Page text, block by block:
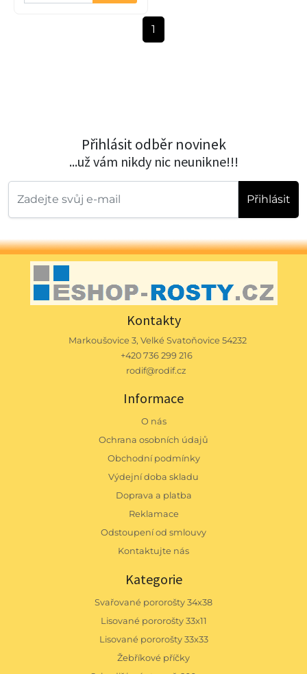
1
Přihlásit odběr novinek
...už vám nikdy nic neunikne!!!
Přihlásit
Kontakty
Markoušovice 3, Velké Svatoňovice 54232
+420 736 299 216
rodif@rodif.cz
Informace
O nás
Ochrana osobních údajů
Obchodní podmínky
Výdejní doba skladu
Doprava a platba
Reklamace
Odstoupení od smlouvy
Kontaktujte nás
Kategorie
Svařované pororošty 34x38
Lisované pororošty 33x11
Lisované pororošty 33x33
Žebříkové příčky